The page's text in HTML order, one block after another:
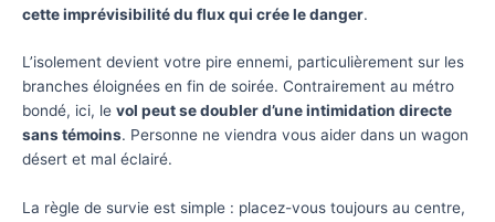
cette imprévisibilité du flux qui crée le danger.
L’isolement devient votre pire ennemi, particulièrement sur les
branches éloignées en fin de soirée. Contrairement au métro
bondé, ici, le vol peut se doubler d’une intimidation directe
sans témoins. Personne ne viendra vous aider dans un wagon
désert et mal éclairé.
La règle de survie est simple : placez-vous toujours au centre,